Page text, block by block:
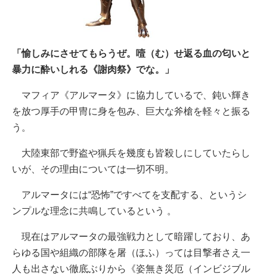
「愉しみにさせてもらうぜ。噎（む）せ返る血の匂いと
暴力に酔いしれる《謝肉祭》でな。」
マフィア《アルマータ》に協力しているで、鈍い輝き
を放つ厚手の甲冑に身を包み、巨大な斧槍を軽々と振る
う。
大陸東部で野盗や猟兵を幾度も皆殺しにしていたらし
いが、その理由については一切不明。
アルマータには“恐怖”ですべてを支配する、というシ
ンプルな理念に共鳴しているという 。
現在はアルマータの最強戦力として暗躍しており、あ
らゆる国や組織の部隊を屠（ほふ）っては目撃者さえ一
人も出さない徹底ぶりから《姿無き災厄（インビジブル